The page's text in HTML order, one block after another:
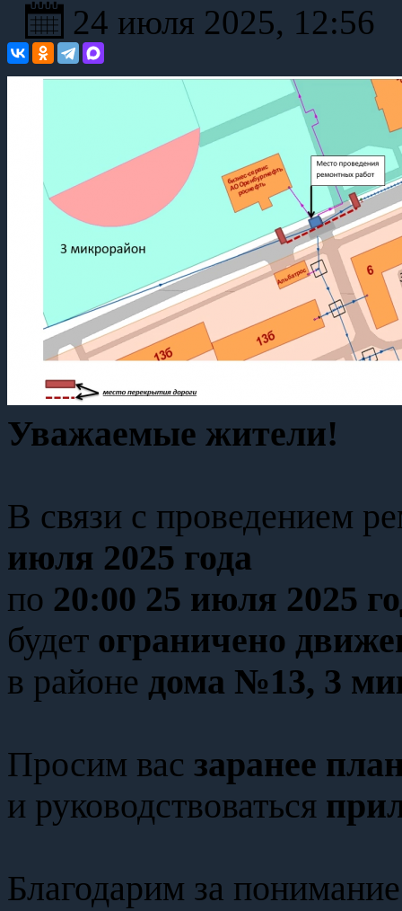
24 июля 2025, 12:56
Уважаемые жители!
В связи с проведением
июля 2025 года
по 20:00 25 июля 2025
будет ограничено
в районе дома №13, 3
Просим вас заранее
и руководствоваться
Благодарим за